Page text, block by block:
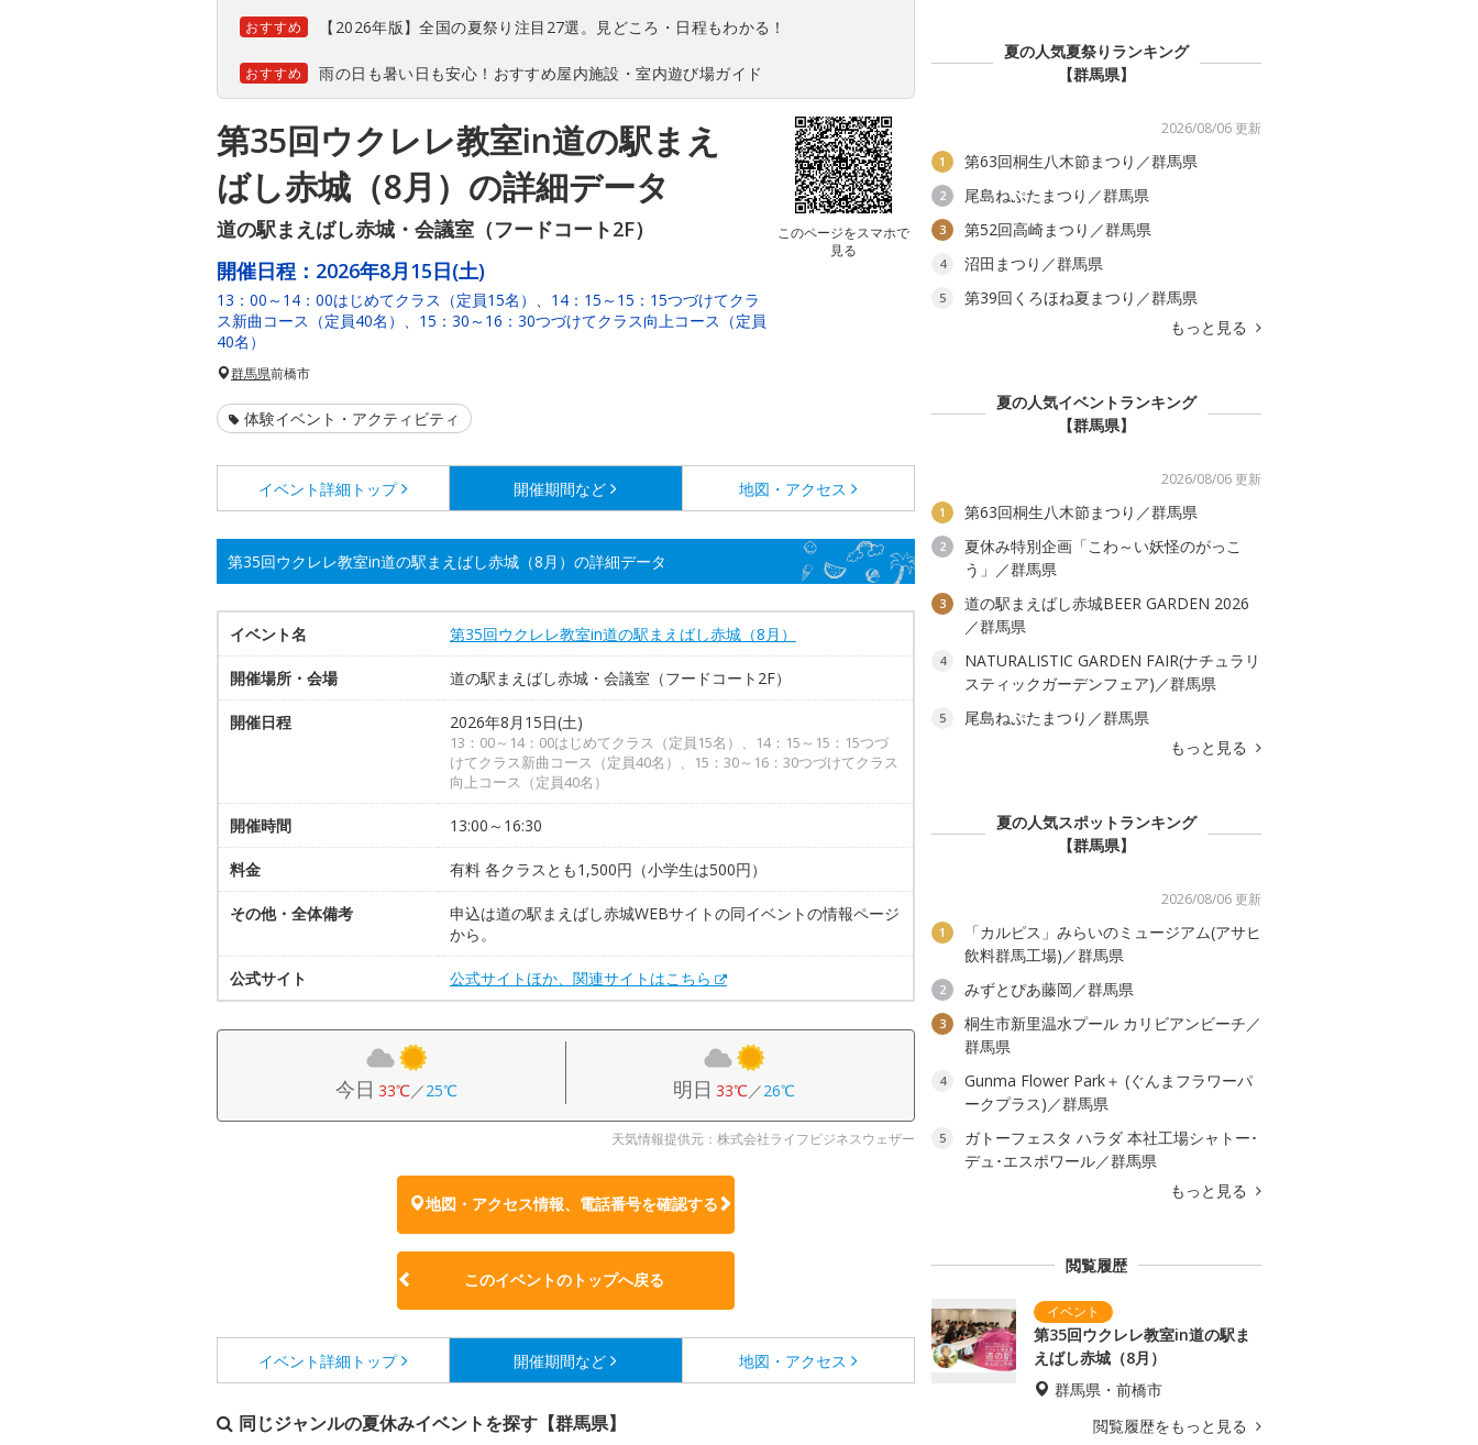
おすすめ 【2026年版】全国の夏祭り注目27選。見どころ・日程もわかる！
おすすめ 雨の日も暑い日も安心！おすすめ屋内施設・室内遊び場ガイド
第35回ウクレレ教室in道の駅まえ
ばし赤城（8月）の詳細データ
道の駅まえばし赤城・会議室（フードコート2F）
このページをスマホで
見る
開催日程： 2026年8月15日(土)
13：00～14：00はじめてクラス（定員15名）、14：15～15：15つづけてクラ
ス新曲コース（定員40名）、15：30～16：30つづけてクラス向上コース（定員
40名）
群馬県前橋市
体験イベント・アクティビティ
イベント詳細 トップ 開催期間など 地図・アクセス
第35回ウクレレ教室in道の駅まえばし赤城（8月）の詳細データ
イベント名 第35回ウクレレ教室in道の駅まえばし赤城（8月）
開催場所・会場 道の駅まえばし赤城・会議室（フードコート2F）
開催日程 2026年8月15日(土)
13：00～14：00はじめてクラス（定員15名）、14：15～15：15つづ
けてクラス新曲コース（定員40名）、15：30～16：30つづけてクラス
向上コース（定員40名）
開催時間 13:00～16:30
料金 有料 各クラスとも1,500円（小学生は500円）
その他・全体備考
申込は道の駅まえばし赤城WEBサイトの同イベントの情報ページ
から。
公式サイト 公式サイトほか、関連サイトはこちら
今日 33℃／25℃ 明日 33℃／26℃
天気情報提供元：株式会社ライフビジネスウェザー
地図・アクセス情報、電話番号を確認する
このイベントのトップへ戻る
イベント詳細 トップ 開催期間など 地図・アクセス
同じジャンルの夏休みイベントを探す【群馬県】
夏の人気夏祭りランキング
【群馬県】
2026/08/06 更新
1 第63回桐生八木節まつり／群馬県
2 尾島ねぷたまつり／群馬県
3 第52回高崎まつり／群馬県
4 沼田まつり／群馬県
5
第39回くろほね夏まつり／群馬県
もっと見る
夏の人気イベントランキング
【群馬県】
2026/08/06 更新
1 第63回桐生八木節まつり／群馬県
2
夏休み特別企画「こわ～い妖怪のがっこ
う」／群馬県
3
道の駅まえばし赤城BEER GARDEN 2026
／群馬県
4
NATURALISTIC GARDEN FAIR(ナチュラリ
スティックガーデンフェア)／群馬県
5
尾島ねぷたまつり／群馬県
もっと見る
夏の人気スポットランキング
【群馬県】
2026/08/06 更新
1
「カルピス」みらいのミュージアム(アサヒ
飲料群馬工場)／群馬県
2 みずとぴあ藤岡／群馬県
3
桐生市新里温水プール カリビアンビーチ／
群馬県
4
Gunma Flower Park＋ (ぐんまフラワーパ
ークプラス)／群馬県
5
ガトーフェスタ ハラダ 本社工場シャトー･
デュ･エスポワール／群馬県
もっと見る
閲覧履歴
第35回ウクレレ教室in道の駅ま
えばし赤城（8月）
群馬県・前橋市
閲覧履歴をもっと見る